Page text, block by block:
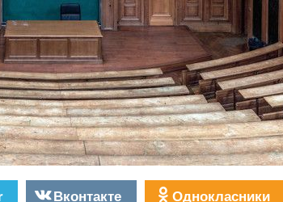
Вконтакте Однокласники